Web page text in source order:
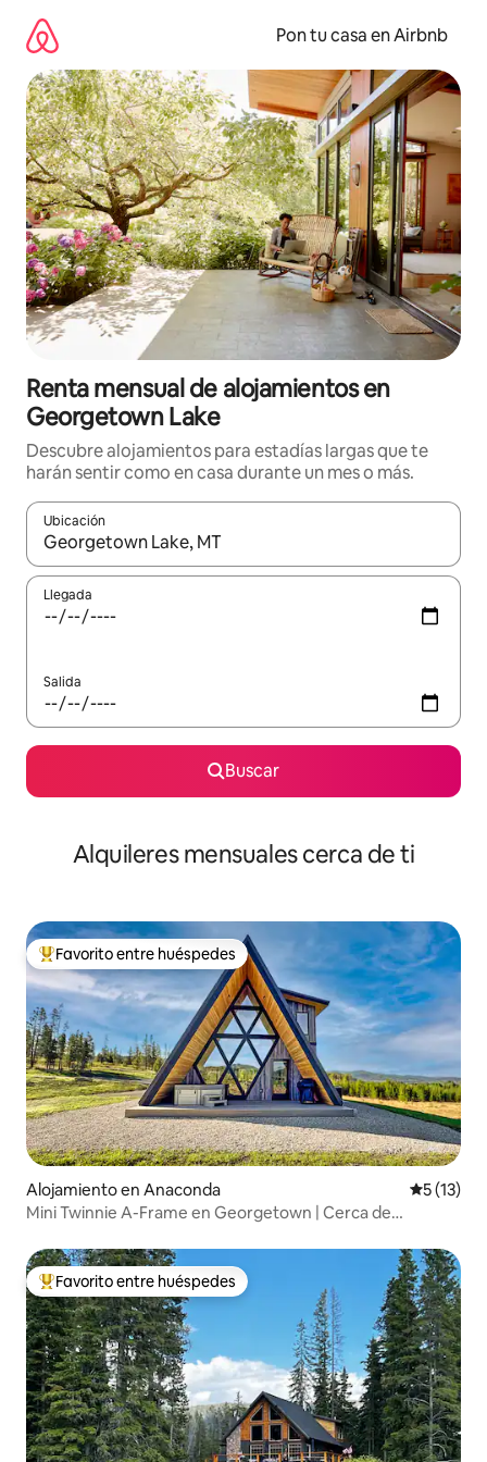
contenido
Pon tu casa en Airbnb
Renta mensual de alojamientos en
Georgetown Lake
Descubre alojamientos para estadías largas que te
harán sentir como en casa durante un mes o más.
Ubicación
Cuando los resultados estén disponibles, navega con las
Llegada
Salida
Buscar
Alquileres mensuales cerca de ti
Favorito entre huéspedes preferido
Favorito entre huéspedes
Alojamiento en Anaconda
5 (13)
Mini Twinnie A-Frame en Georgetown | Cerca de
Favorito entre huéspedes preferido
Favorito entre huéspedes